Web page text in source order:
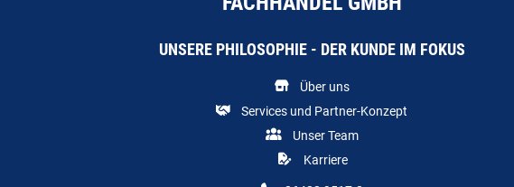
UNSERE PHILOSOPHIE - DER KUNDE IM FOKUS
Über uns
Services und Partner-Konzept
Unser Team
Karriere